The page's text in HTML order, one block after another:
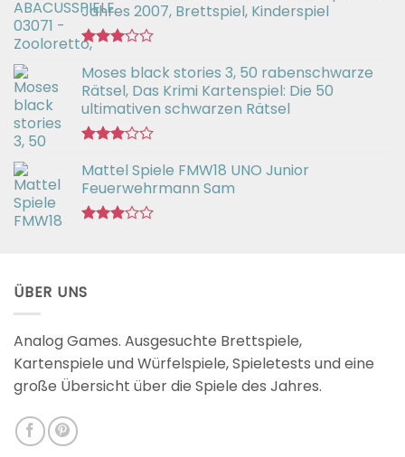
Jahres 2007, Brettspiel, Kinderspiel
mit
3.02
von 5
Moses black stories 3, 50 rabenschwarze
Rätsel, Das Krimi Kartenspiel: Die 50
ultimativen schwarzen Rätsel
mit
3.00
von 5
Mattel Spiele FMW18 UNO Junior
Feuerwehrmann Sam
ÜBER UNS
Analog Games. Ausgesuchte Brettspiele,
Kartenspiele und Würfelspiele, Spieletests und eine
große Übersicht über die Spiele des Jahres.